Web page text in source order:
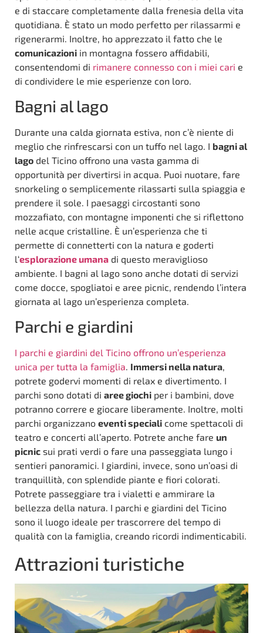
e di staccare completamente dalla frenesia della vita
quotidiana. È stato un modo perfetto per rilassarmi e
rigenerarmi. Inoltre, ho apprezzato il fatto che le
comunicazioni in montagna fossero affidabili,
consentendomi di rimanere connesso con i miei cari e
di condividere le mie esperienze con loro.
Bagni al lago
Durante una calda giornata estiva, non c’è niente di
meglio che rinfrescarsi con un tuffo nel lago. I bagni al
lago del Ticino offrono una vasta gamma di
opportunità per divertirsi in acqua. Puoi nuotare, fare
snorkeling o semplicemente rilassarti sulla spiaggia e
prendere il sole. I paesaggi circostanti sono
mozzafiato, con montagne imponenti che si riflettono
nelle acque cristalline. È un’esperienza che ti
permette di connetterti con la natura e goderti
l‘esplorazione umana di questo meraviglioso
ambiente. I bagni al lago sono anche dotati di servizi
come docce, spogliatoi e aree picnic, rendendo l’intera
giornata al lago un’esperienza completa.
Parchi e giardini
I parchi e giardini del Ticino offrono un’esperienza
unica per tutta la famiglia. Immersi nella natura,
potrete godervi momenti di relax e divertimento. I
parchi sono dotati di aree giochi per i bambini, dove
potranno correre e giocare liberamente. Inoltre, molti
parchi organizzano eventi speciali come spettacoli di
teatro e concerti all’aperto. Potrete anche fare un
picnic sui prati verdi o fare una passeggiata lungo i
sentieri panoramici. I giardini, invece, sono un’oasi di
tranquillità, con splendide piante e fiori colorati.
Potrete passeggiare tra i vialetti e ammirare la
bellezza della natura. I parchi e giardini del Ticino
sono il luogo ideale per trascorrere del tempo di
qualità con la famiglia, creando ricordi indimenticabili.
Attrazioni turistiche